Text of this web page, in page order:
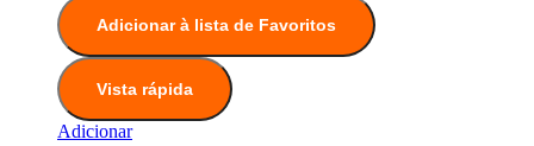
Adicionar à lista de Favoritos
Vista rápida
Adicionar